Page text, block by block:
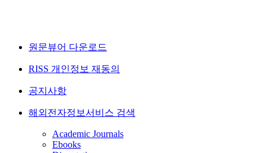
원문뷰어 다운로드
RISS 개인정보 재동의
공지사항
해외전자정보서비스 검색
Academic Journals
Ebooks